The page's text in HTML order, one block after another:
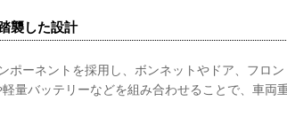
襲した設計
ポーネントを採用し、ボンネットやドア、フロ
量バッテリーなどを組み合わせることで、車両